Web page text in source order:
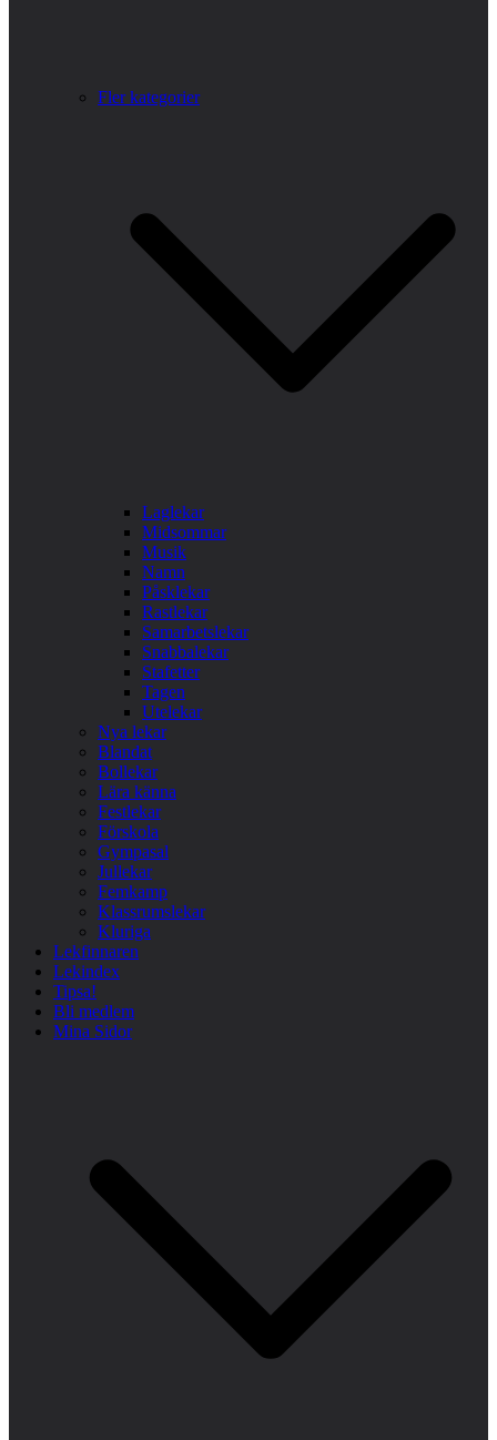
Fler kategorier
Laglekar
Midsommar
Musik
Namn
Påsklekar
Rastlekar
Samarbetslekar
Snabbalekar
Stafetter
Tagen
Utelekar
Nya lekar
Blandat
Bollekar
Lära känna
Festlekar
Förskola
Gympasal
Jullekar
Femkamp
Klassrumslekar
Kluriga
Lekfinnaren
Lekindex
Tipsa!
Bli medlem
Mina Sidor